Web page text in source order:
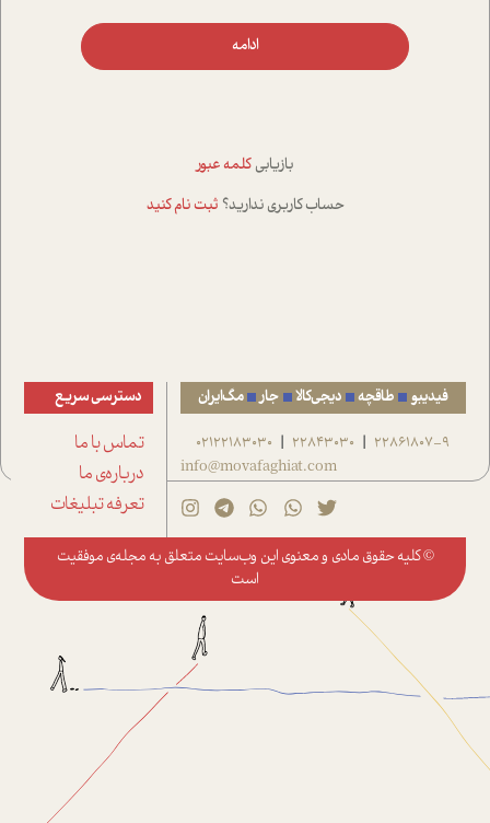
ادامه
بازیابی کلمه عبور
حساب کاربری ندارید؟ ثبت نام کنید
فیدیبو طاقچه دیجی‌کالا جار مگ‌ایران
22861807-9
|
22843030
|
02122183030
info@movafaghiat.com
دسترسی سریع
تماس با ما
درباره‌ی ما
تعرفه تبلیغات
© کلیه حقوق مادی و معنوی این وب‌سایت متعلق به مجله‌ی موفقیت
است